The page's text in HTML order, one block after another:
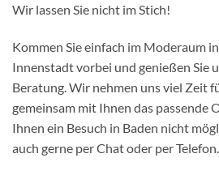
Wir lassen Sie nicht im Stich!
Kommen Sie einfach im Moderaum
Innenstadt vorbei und genießen Sie
Beratung. Wir nehmen uns viel Zeit
gemeinsam mit Ihnen das passende
Ihnen ein Besuch in Baden nicht
auch gerne per Chat oder per Telefon.